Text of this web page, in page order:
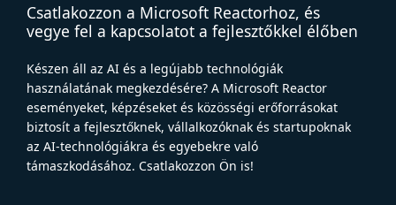
Csatlakozzon a Microsoft Reactorhoz, és
vegye fel a kapcsolatot a fejlesztőkkel élőben
Készen áll az AI és a legújabb technológiák
használatának megkezdésére? A Microsoft Reactor
eseményeket, képzéseket és közösségi erőforrásokat
biztosít a fejlesztőknek, vállalkozóknak és startupoknak
az AI-technológiákra és egyebekre való
támaszkodásához. Csatlakozzon Ön is!